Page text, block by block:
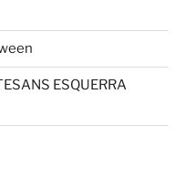
ESQUERRA